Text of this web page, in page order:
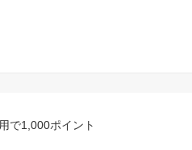
で1,000ポイント